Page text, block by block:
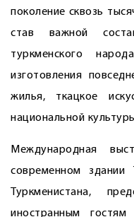
поколение сквозь
став важной
туркменского
изготовления
жилья, ткацкое
национальной
Международная
современном здании
Туркменистана,
иностранным